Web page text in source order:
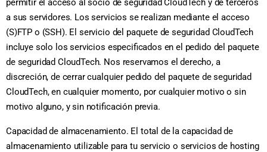
permitir el acceso al socio de seguridad CloudTech y de terceros
a sus servidores. Los servicios se realizan mediante el acceso
(S)FTP o (SSH). El servicio del paquete de seguridad CloudTech
incluye solo los servicios especificados en el pedido del paquete
de seguridad CloudTech. Nos reservamos el derecho, a
discreción, de cerrar cualquier pedido del paquete de seguridad
CloudTech, en cualquier momento, por cualquier motivo o sin
motivo alguno, y sin notificación previa.
Capacidad de almacenamiento. El total de la capacidad de
almacenamiento utilizable para tu servicio o servicios de hosting